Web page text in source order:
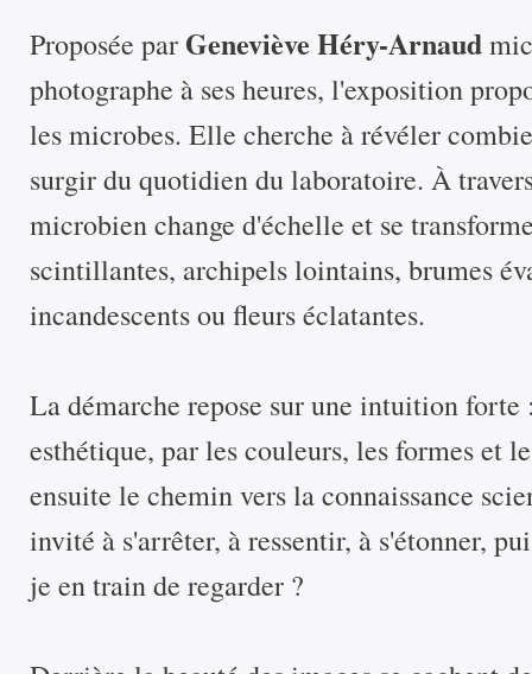
Proposée par Geneviève Héry-Arnaud
photographe à ses heures, l'exposition
les microbes. Elle cherche à révéler
surgir du quotidien du laboratoire. À
microbien change d'échelle et se
scintillantes, archipels lointains, brumes
incandescents ou fleurs éclatantes.
La démarche repose sur une intuition forte
esthétique, par les couleurs, les formes et
ensuite le chemin vers la connaissance
invité à s'arrêter, à ressentir, à s'étonner,
je en train de regarder ?